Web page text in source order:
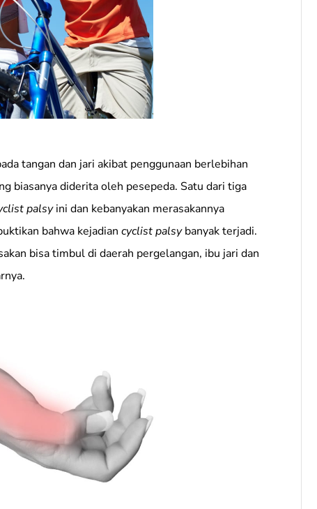
tangan dan jari akibat penggunaan berlebihan
biasanya diderita oleh pesepeda. Satu dari tiga
palsyini dan kebanyakan merasakannya
bahwa kejadiancyclist palsybanyak terjadi.
bisa timbul di daerah pergelangan, ibu jari dan